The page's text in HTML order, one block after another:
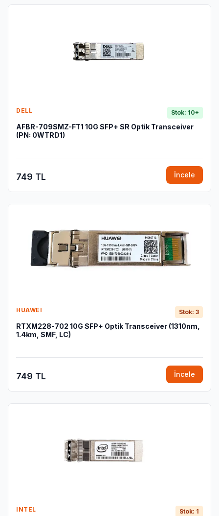
DELL Stok: 10+
AFBR-709SMZ-FT1 10G SFP+ SR Optik Transceiver
(PN: 0WTRD1)
749 TL İncele
HUAWEI Stok: 3
RTXM228-702 10G SFP+ Optik Transceiver (1310nm,
1.4km, SMF, LC)
749 TL İncele
INTEL Stok: 1